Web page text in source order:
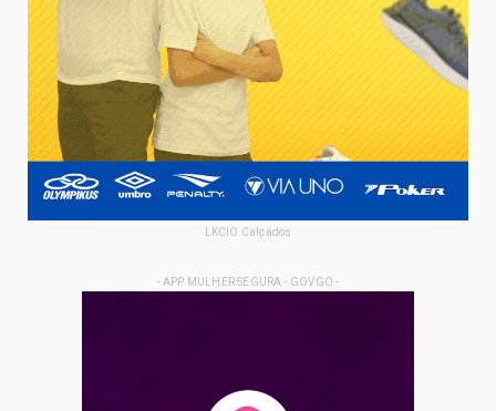
LKCIO Calçados
- APP MULHER SEGURA - GOVGO -